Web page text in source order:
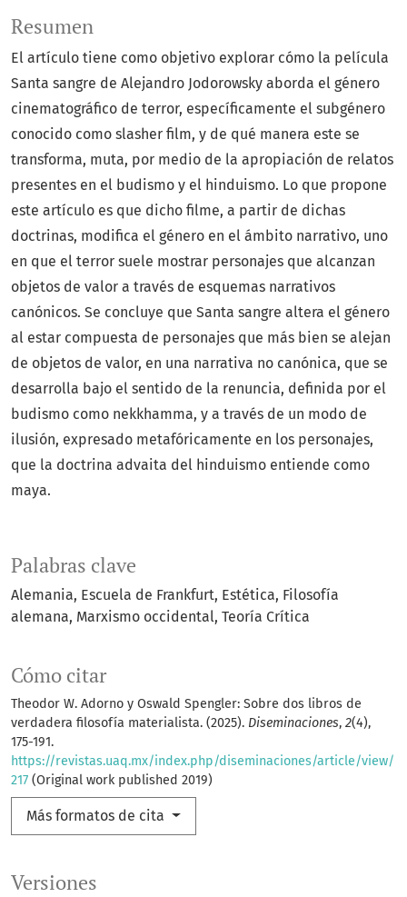
Versiones
Palabras clave
Alemania Escuela de Frankfurt Estética Filosofía
alemana Marxismo occidental Teoría Crítica
Cómo citar
Theodor W. Adorno y Oswald Spengler: Sobre dos libros de
verdadera filosofía materialista. (2025). Diseminaciones, 2(4),
175-191.
https://revistas.uaq.mx/index.php/diseminaciones/article/view/
217 (Original work published 2019)
Más formatos de cita
Resumen
El artículo tiene como objetivo explorar cómo la película
Santa sangre de Alejandro Jodorowsky aborda el género
cinematográfico de terror, específicamente el subgénero
conocido como slasher film, y de qué manera este se
transforma, muta, por medio de la apropiación de relatos
presentes en el budismo y el hinduismo. Lo que propone
este artículo es que dicho filme, a partir de dichas
doctrinas, modifica el género en el ámbito narrativo, uno
en que el terror suele mostrar personajes que alcanzan
objetos de valor a través de esquemas narrativos
canónicos. Se concluye que Santa sangre altera el género
al estar compuesta de personajes que más bien se alejan
de objetos de valor, en una narrativa no canónica, que se
desarrolla bajo el sentido de la renuncia, definida por el
budismo como nekkhamma, y a través de un modo de
ilusión, expresado metafóricamente en los personajes,
que la doctrina advaita del hinduismo entiende como
maya.